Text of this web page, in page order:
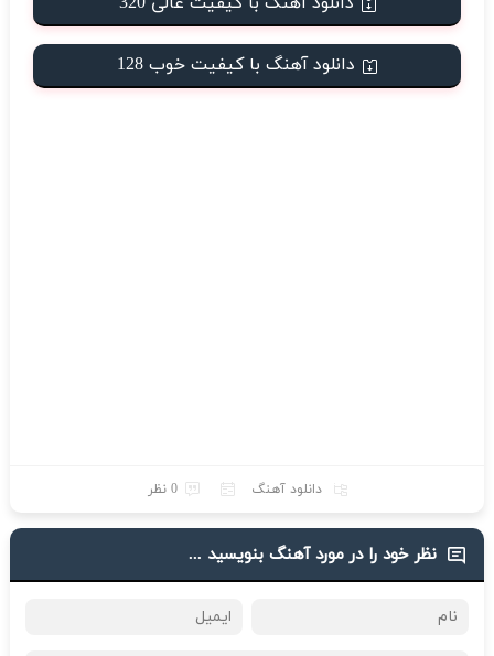
دانلود آهنگ با کیفیت خوب 128
دانلود آهنگ 0 نظر
نظر خود را در مورد آهنگ بنویسید ...